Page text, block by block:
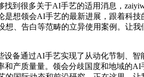
很多关于AI手艺的适用消息，
想领会AI手艺的最新进展，跟着科
、告白等范畴的立异使用案例。让
过AI手艺实现了从动化节制、智能
产质量量。领会分歧国度和地域的